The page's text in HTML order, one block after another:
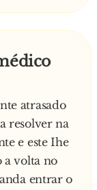
de muletas?
aumentar
atrasado
resolver na
e este Ihe
a volta no
entrar o